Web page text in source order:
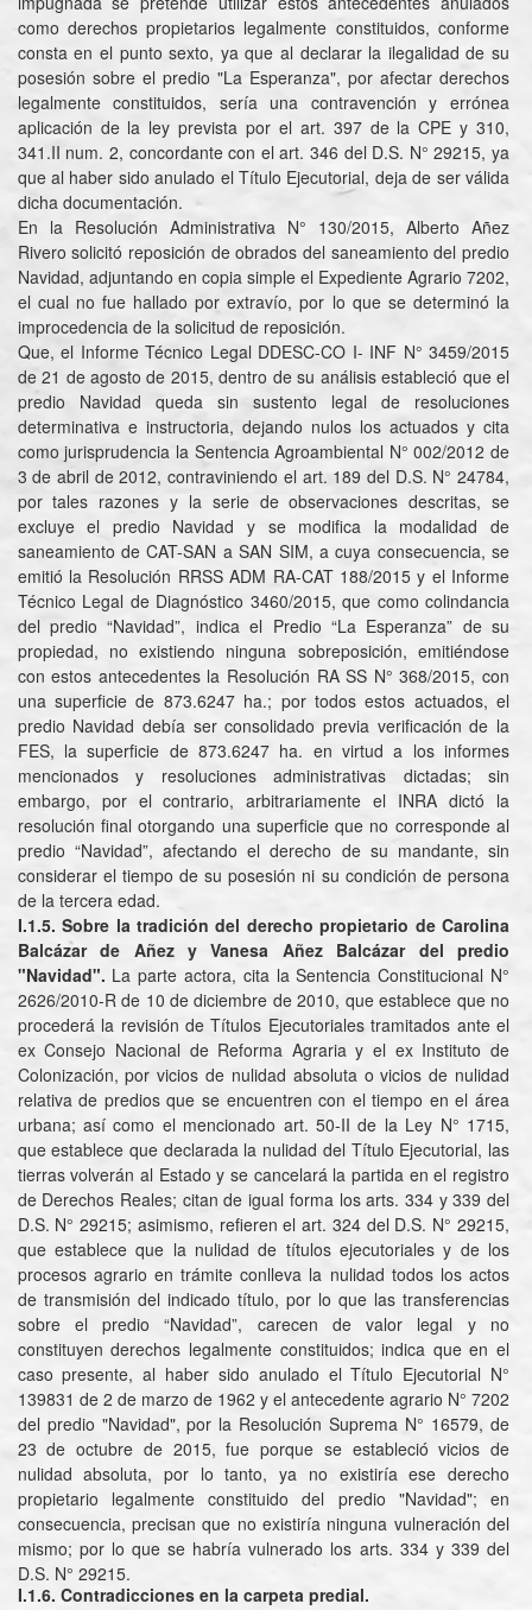
como derechos propietarios legalmente constituidos, conforme
consta en el punto sexto, ya que al declarar la ilegalidad de su
posesión sobre el predio "La Esperanza", por afectar derechos
legalmente constituidos, sería una contravención y errónea
aplicación de la ley prevista por el art. 397 de la CPE y 310,
341.II num. 2, concordante con el art. 346 del D.S. N° 29215, ya
que al haber sido anulado el Título Ejecutorial, deja de ser válida
dicha documentación.
En la Resolución Administrativa N° 130/2015, Alberto Añez
Rivero solicitó reposición de obrados del saneamiento del predio
Navidad, adjuntando en copia simple el Expediente Agrario 7202,
el cual no fue hallado por extravío, por lo que se determinó la
improcedencia de la solicitud de reposición.
Que, el Informe Técnico Legal DDESC-CO I- INF N° 3459/2015
de 21 de agosto de 2015, dentro de su análisis estableció que el
predio Navidad queda sin sustento legal de resoluciones
determinativa e instructoria, dejando nulos los actuados y cita
como jurisprudencia la Sentencia Agroambiental N° 002/2012 de
3 de abril de 2012, contraviniendo el art. 189 del D.S. N° 24784,
por tales razones y la serie de observaciones descritas, se
excluye el predio Navidad y se modifica la modalidad de
saneamiento de CAT-SAN a SAN SIM, a cuya consecuencia, se
emitió la Resolución RRSS ADM RA-CAT 188/2015 y el Informe
Técnico Legal de Diagnóstico 3460/2015, que como colindancia
del predio “Navidad”, indica el Predio “La Esperanza” de su
propiedad, no existiendo ninguna sobreposición, emitiéndose
con estos antecedentes la Resolución RA SS N° 368/2015, con
una superficie de 873.6247 ha.; por todos estos actuados, el
predio Navidad debía ser consolidado previa verificación de la
FES, la superficie de 873.6247 ha. en virtud a los informes
mencionados y resoluciones administrativas dictadas; sin
embargo, por el contrario, arbitrariamente el INRA dictó la
resolución final otorgando una superficie que no corresponde al
predio “Navidad”, afectando el derecho de su mandante, sin
considerar el tiempo de su posesión ni su condición de persona
de la tercera edad.
I.1.5. Sobre la tradición del derecho propietario de Carolina
Balcázar de Añez y Vanesa Añez Balcázar del predio
"Navidad". La parte actora, cita la Sentencia Constitucional N°
2626/2010-R de 10 de diciembre de 2010, que establece que no
procederá la revisión de Títulos Ejecutoriales tramitados ante el
ex Consejo Nacional de Reforma Agraria y el ex Instituto de
Colonización, por vicios de nulidad absoluta o vicios de nulidad
relativa de predios que se encuentren con el tiempo en el área
urbana; así como el mencionado art. 50-II de la Ley N° 1715,
que establece que declarada la nulidad del Título Ejecutorial, las
tierras volverán al Estado y se cancelará la partida en el registro
de Derechos Reales; citan de igual forma los arts. 334 y 339 del
D.S. N° 29215; asimismo, refieren el art. 324 del D.S. N° 29215,
que establece que la nulidad de títulos ejecutoriales y de los
procesos agrario en trámite conlleva la nulidad todos los actos
de transmisión del indicado título, por lo que las transferencias
sobre el predio “Navidad”, carecen de valor legal y no
constituyen derechos legalmente constituidos; indica que en el
caso presente, al haber sido anulado el Título Ejecutorial N°
139831 de 2 de marzo de 1962 y el antecedente agrario N° 7202
del predio "Navidad", por la Resolución Suprema N° 16579, de
23 de octubre de 2015, fue porque se estableció vicios de
nulidad absoluta, por lo tanto, ya no existiría ese derecho
propietario legalmente constituido del predio "Navidad"; en
consecuencia, precisan que no existiría ninguna vulneración del
mismo; por lo que se habría vulnerado los arts. 334 y 339 del
D.S. N° 29215.
I.1.6. Contradicciones en la carpeta predial.